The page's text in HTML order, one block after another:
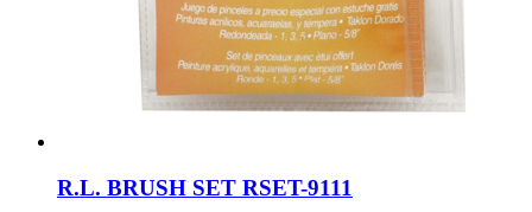
R.L. BRUSH SET RSET-9111